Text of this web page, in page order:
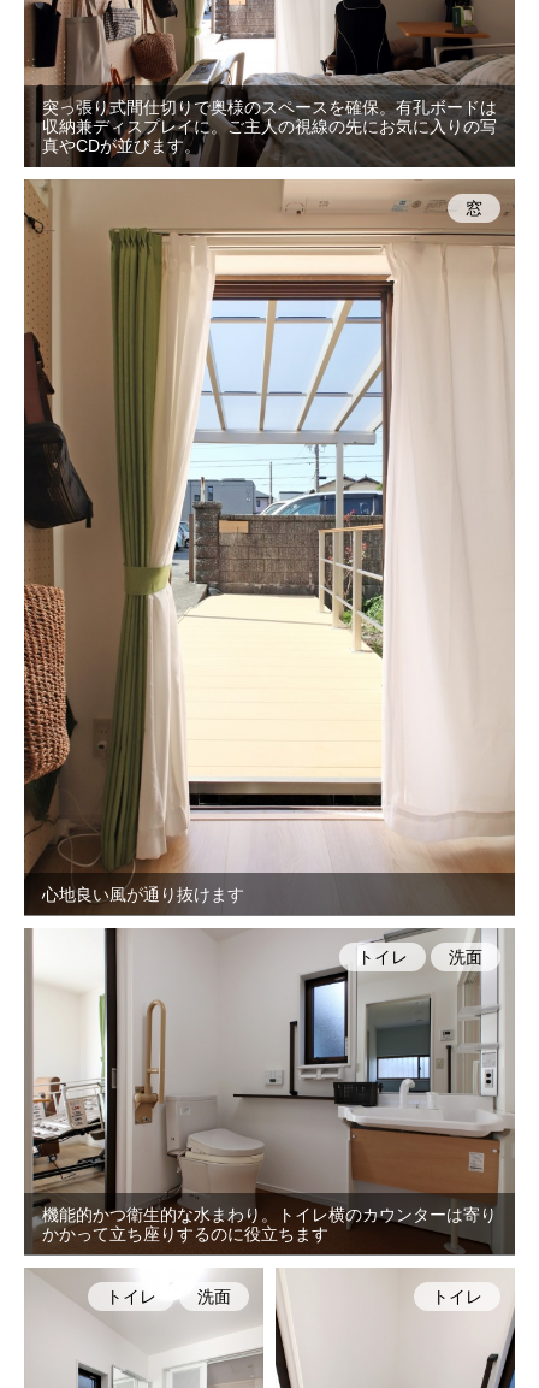
突っ張り式間仕切りで奥様のスペースを確保。有孔ボードは
収納兼ディスプレイに。ご主人の視線の先にお気に入りの写
真やCDが並びます。
心地良い風が通り抜けます
窓
機能的かつ衛生的な水まわり。トイレ横のカウンターは寄り
かかって立ち座りするのに役立ちます
トイレ 洗面
トイレ 洗面 トイレ